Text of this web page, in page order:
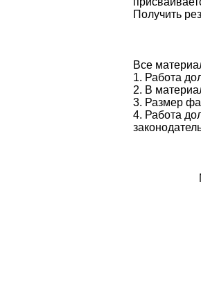
Получить
Все
1. Работа
2. В
3. Размер
4. Работа